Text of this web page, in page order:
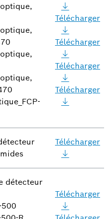
Télécharger
Télécharger
Télécharger
Télécharger
Télécharger
détecteur
Télécharger